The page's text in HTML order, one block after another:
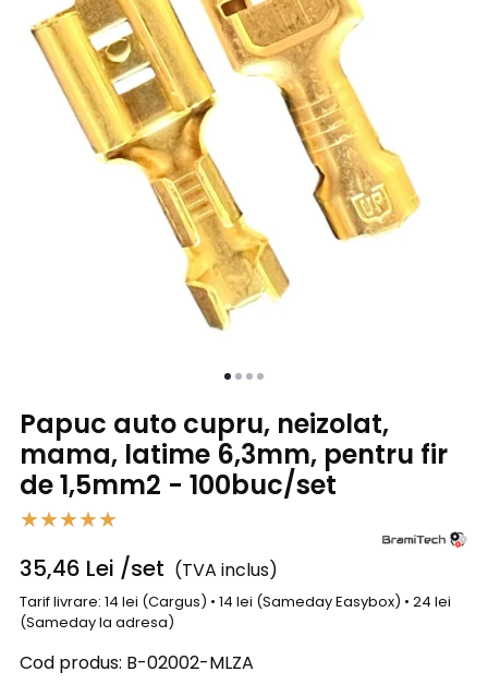
Papuc auto cupru, neizolat,
mama, latime 6,3mm, pentru fir
de 1,5mm2 - 100buc/set
35,46 Lei /set (TVA inclus)
Tarif livrare: 14 lei (Cargus) • 14 lei (Sameday Easybox) • 24 lei
(Sameday la adresa)
Cod produs: B-02002-MLZA